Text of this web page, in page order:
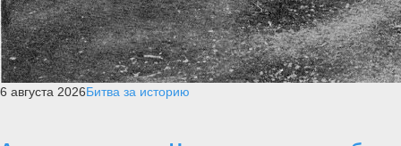
6 августа 2026Битва за историю